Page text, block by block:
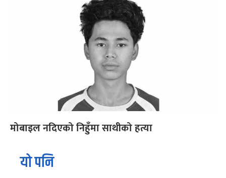
मोबाइल नदिएको निहुँमा साथीको हत्या
यो पनि